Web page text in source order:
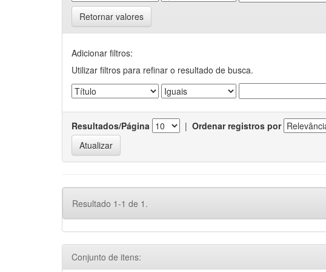
Retornar valores
Adicionar filtros:
Utilizar filtros para refinar o resultado de busca.
Resultados/Página | Ordenar registros por
Resultado 1-1 de 1.
Conjunto de itens: